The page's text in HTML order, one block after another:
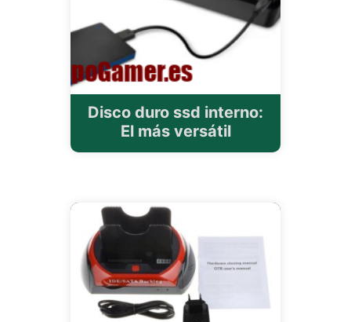
Disco duro ssd interno:
El más versátil